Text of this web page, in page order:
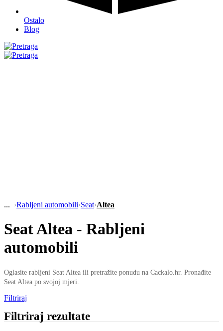
Ostalo
Blog
›Rabljeni automobili›Seat›Altea
Seat Altea - Rabljeni
automobili
Oglasite rabljeni Seat Altea ili pretražite ponudu na Cackalo.hr. Pronađite
Seat Altea po svojoj mjeri.
Filtriraj
Filtriraj rezultate